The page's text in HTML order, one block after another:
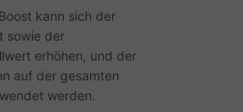
kann sich der
sowie der
erhöhen, und der
auf der gesamten
werden.